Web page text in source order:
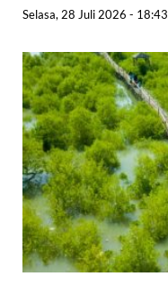
Selasa, 28 Juli 2026 - 18:43